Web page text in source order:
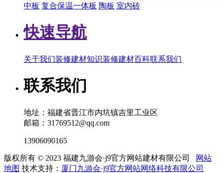
中板 复合保温一体板 陶板 室内砖
快速导航
关于我们装修建材知识装修建材百科联系我们
联系我们
地址：福建省晋江市内坑镇吉里工业区
邮箱：31769512@qq.com
13906090165
版权所有 © 2023 福建九游会·j9官方网站建材有限公司
网站
地图 技术支持： 厦门九游会·j9官方网站网络科技有限公司